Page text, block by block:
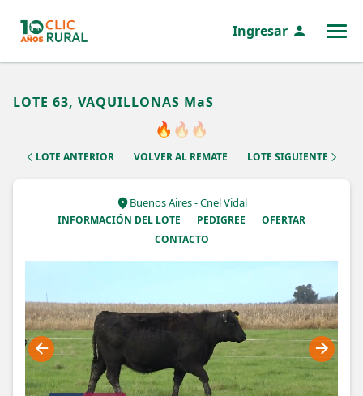
Ingresar
LOTE 63, VAQUILLONAS MaS
🔥 🔥 🔥
LOTE ANTERIOR VOLVER AL REMATE LOTE SIGUIENTE
INFORMACIÓN DEL LOTE PEDIGREE
OFERTAR
CONTACTO
Buenos Aires - Cnel Vidal